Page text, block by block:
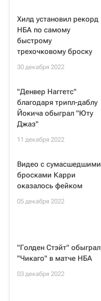
Хилд установил рекорд
НБА по самому
быстрому
трехочковому броску
30 декабря 2022
"Денвер Наггетс"
благодаря трипл-даблу
Йокича обыграл "Юту
Джаз"
11 декабря 2022
Видео с сумасшедшими
бросками Карри
оказалось фейком
05 декабря 2022
"Голден Стэйт" обыграл
"Чикаго" в матче НБА
03 декабря 2022